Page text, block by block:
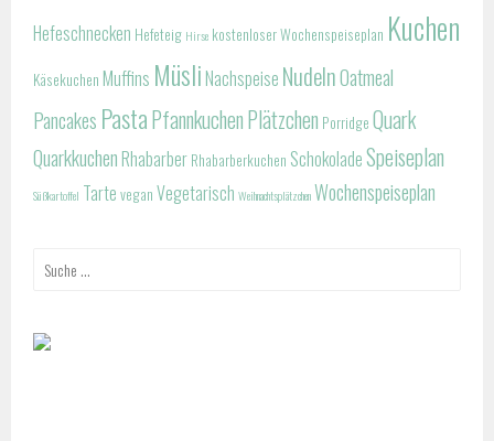
Hefeschnecken Hefeteig Hirse kostenloser Wochenspeiseplan Kuchen
Käsekuchen Muffins Müsli Nachspeise NudelnOatmeal
Pancakes PastaPfannkuchenPlätzchen Porridge Quark
Quarkkuchen Rhabarber Rhabarberkuchen SchokoladeSpeiseplan
Süßkartoffel Tarte vegan Vegetarisch Weihnachtsplätzchen Wochenspeiseplan
Suche